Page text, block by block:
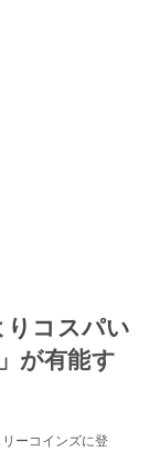
りコスパい
が有能す
ーコインズに登